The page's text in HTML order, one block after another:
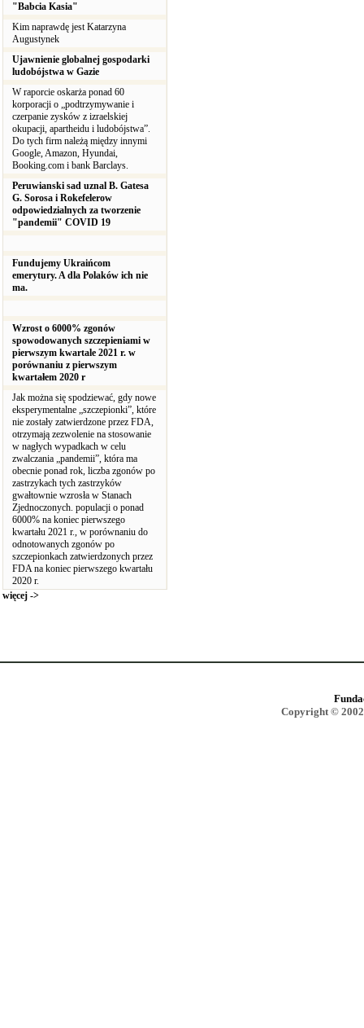
"Babcia Kasia"
Kim naprawdę jest Katarzyna
Augustynek
Ujawnienie globalnej gospodarki
ludobójstwa w Gazie
W raporcie oskarża ponad 60
korporacji o „podtrzymywanie i
czerpanie zysków z izraelskiej
okupacji, apartheidu i ludobójstwa”.
Do tych firm należą między innymi
Google, Amazon, Hyundai,
Booking.com i bank Barclays.
Peruwianski sad uznal B. Gatesa
G. Sorosa i Rokefelerow
odpowiedzialnych za tworzenie
"pandemii" COVID 19
Fundujemy Ukraińcom
emerytury. A dla Polaków ich nie
ma.
Wzrost o 6000% zgonów
spowodowanych szczepieniami w
pierwszym kwartale 2021 r. w
porównaniu z pierwszym
kwartałem 2020 r
Jak można się spodziewać, gdy nowe
eksperymentalne „szczepionki”, które
nie zostały zatwierdzone przez FDA,
otrzymają zezwolenie na stosowanie
w nagłych wypadkach w celu
zwalczania „pandemii”, która ma
obecnie ponad rok, liczba zgonów po
zastrzykach tych zastrzyków
gwałtownie wzrosła w Stanach
Zjednoczonych. populacji o ponad
6000% na koniec pierwszego
kwartału 2021 r., w porównaniu do
odnotowanych zgonów po
szczepionkach zatwierdzonych przez
FDA na koniec pierwszego kwartału
2020 r.
więcej ->
Copyright ©